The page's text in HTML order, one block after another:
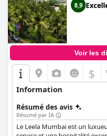
8,9
Voir les
$
Information
Résumé des avis
Résumé par IA
Le Leela Mumbai est un